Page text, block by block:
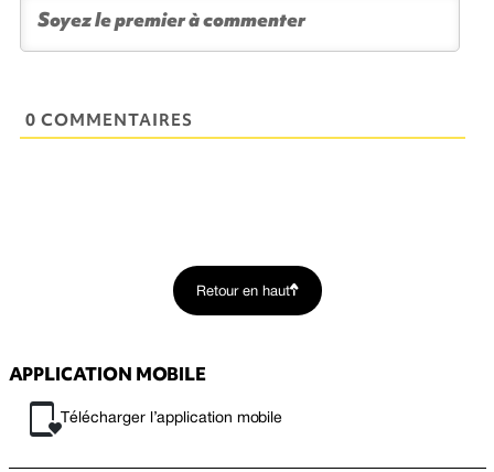
0 COMMENTAIRES
Retour en haut
APPLICATION MOBILE
Télécharger l’application mobile